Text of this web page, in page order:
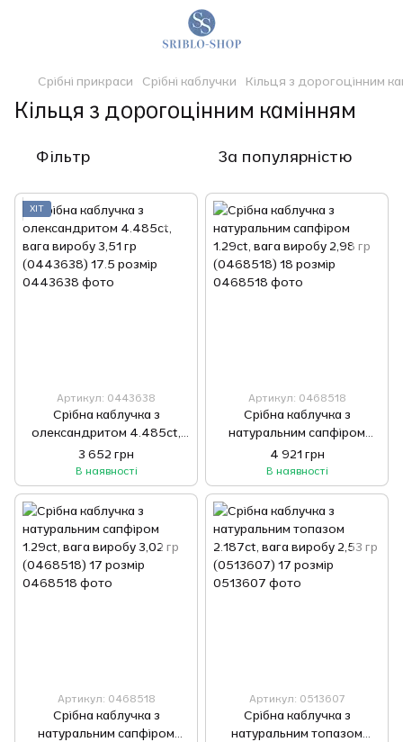
Срібні прикраси Срібні каблучки Кільця з дорогоцінним
Кільця з дорогоцінним камінням
Фільтр За популярністю
ХІТ
Артикул: 0443638
Срібна каблучка з
олександритом 4.485ct,
вага виробу 3,51 гр
(0443638) 17.5 розмір
3 652 грн
В наявності
Артикул: 0468518
Срібна каблучка з
натуральним сапфіром
1.29ct, вага виробу 2,98 гр
(0468518) 18 розмір
4 921 грн
В наявності
Артикул: 0468518
Срібна каблучка з
натуральним сапфіром
Артикул: 0513607
Срібна каблучка з
натуральним топазом